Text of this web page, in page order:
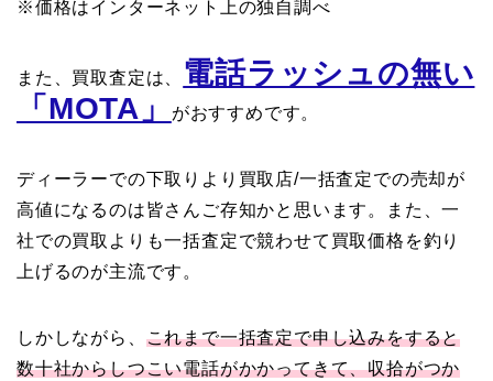
※価格はインターネット上の独自調べ
また、買取査定は、
電話ラッシュの無い
「MOTA」
がおすすめです。
ディーラーでの下取りより買取店/一括査定での売却が
高値になるのは皆さんご存知かと思います。また、一
社での買取よりも一括査定で競わせて買取価格を釣り
上げるのが主流です。
しかしながら、 これまで一括査定で申し込みをすると
数十社からしつこい電話がかかってきて、収拾がつか